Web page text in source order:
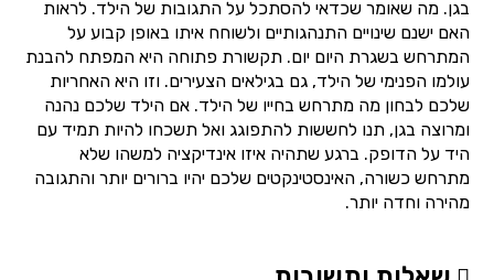
בגן. מה שאומר שכדאי להסתכל על התגובות של הילד. לראות
האם ישנם שינויים התנהגותיים ולשוחח איתו באופן קבוע על
המתרחש בשגרת היום יום. תקשורת פתוחה היא המפתח להבנת
עולמו הפנימי של הילד, גם בגילאים הצעירים. וזו היא האחריות
שלכם לבחון מה מתרחש בחייו של הילד. אם הילד שלכם נהנה
ומרוצה בגן, תנו לחששות להתפוגג ואל תשכחו להיות תמיד עם
היד על הדופק. ברגע שתהיה איזו אינדיקציה למשהו שלא
מתרחש כשורה, האינסטינקטים שלכם יהיו ברורים יותר והתגובה
מהירה וחדה יותר.